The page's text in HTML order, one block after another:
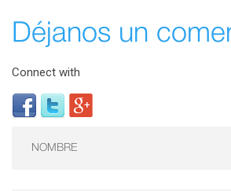
Déjanos un
Connect with